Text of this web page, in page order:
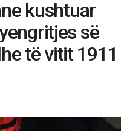
kushtuar
së
të vitit 1911